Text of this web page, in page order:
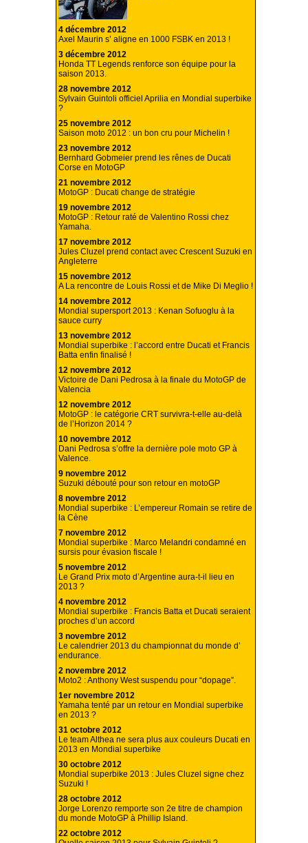
4 décembre 2012
Axel Maurin s’ aligne en 1000 FSBK en 2013 !
3 décembre 2012
Honda TT Legends renforce son équipe pour la
saison 2013.
28 novembre 2012
Sylvain Guintoli officiel Aprilia en Mondial superbike
?
25 novembre 2012
Saison moto 2012 : un bon cru pour Michelin !
23 novembre 2012
Bernhard Gobmeier prend les rênes de Ducati
Corse en MotoGP
21 novembre 2012
MotoGP : Ducati change de stratégie
19 novembre 2012
MotoGP : Retour raté de Valentino Rossi chez
Yamaha.
17 novembre 2012
Jules Cluzel prend contact avec Crescent Suzuki en
Angleterre
15 novembre 2012
A La rencontre de Louis Rossi et de Mike Di Meglio !
14 novembre 2012
Mondial supersport 2013 : Kenan Sofuoglu à la
sauce curry
13 novembre 2012
Mondial superbike : l’accord entre Ducati et Francis
Batta enfin finalisé !
12 novembre 2012
Victoire de Dani Pedrosa à la finale du MotoGP de
Valencia
12 novembre 2012
MotoGP : le catégorie CRT survivra-t-elle au-delà
de l’Horizon 2014 ?
10 novembre 2012
Dani Pedrosa s’offre la dernière pole moto GP à
Valence.
9 novembre 2012
Suzuki débouté pour son retour en motoGP
8 novembre 2012
Mondial superbike : L’empereur Romain se retire de
la Cène
7 novembre 2012
Mondial superbike : Marco Melandri condamné en
sursis pour évasion fiscale !
5 novembre 2012
Le Grand Prix moto d’Argentine aura-t-il lieu en
2013 ?
4 novembre 2012
Mondial superbike : Francis Batta et Ducati seraient
proches d’un accord
3 novembre 2012
Le calendrier 2013 du championnat du monde d’
endurance.
2 novembre 2012
Moto2 : Anthony West suspendu pour “dopage”.
1er novembre 2012
Yamaha tenté par un retour en Mondial superbike
en 2013 ?
31 octobre 2012
Le team Althea ne sera plus aux couleurs Ducati en
2013 en Mondial superbike
30 octobre 2012
Mondial superbike 2013 : Jules Cluzel signe chez
Suzuki !
28 octobre 2012
Jorge Lorenzo remporte son 2e titre de champion
du monde MotoGP à Phillip Island.
22 octobre 2012